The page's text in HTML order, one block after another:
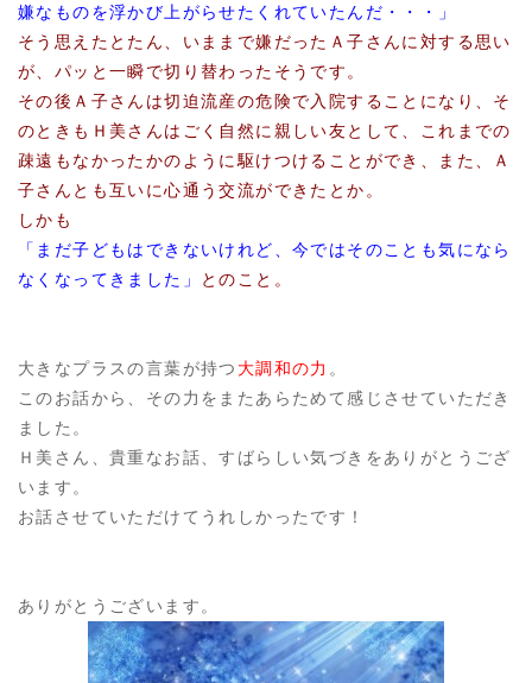
嫌なものを浮かび上がらせたくれていたんだ・・・」
そう思えたとたん、いままで嫌だったＡ子さんに対する思い
が、パッと一瞬で切り替わったそうです。
その後Ａ子さんは切迫流産の危険で入院することになり、そ
のときもＨ美さんはごく自然に親しい友として、これまでの
疎遠もなかったかのように駆けつけることができ、また、Ａ
子さんとも互いに心通う交流ができたとか。
しかも
「まだ子どもはできないけれど、今ではそのことも気になら
なくなってきました」
とのこと。
大きなプラスの言葉が持つ 大調和の力 。
このお話から、その力をまたあらためて感じさせていただき
ました。
Ｈ美さん、貴重なお話、すばらしい気づきをありがとうござ
います。
お話させていただけてうれしかったです！
ありがとうございます。